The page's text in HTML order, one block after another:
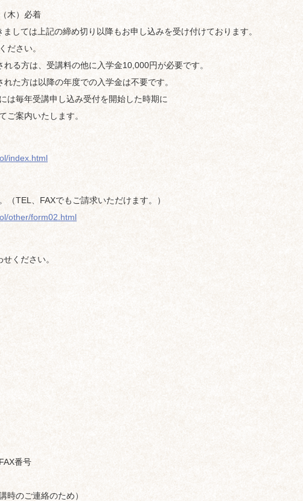
木）必着
しては上記の締め切り以降もお申し込みを受け付けております。
ださい。
る方は、受講料の他に入学金10,000円が必要です。
た方は以降の年度での入学金は不要です。
は毎年受講申し込み受付を開始した時期に
ご案内いたします。
index.html
（TEL、FAXでもご請求いただけます。）
other/form02.html
ください。
番号
のご連絡のため）